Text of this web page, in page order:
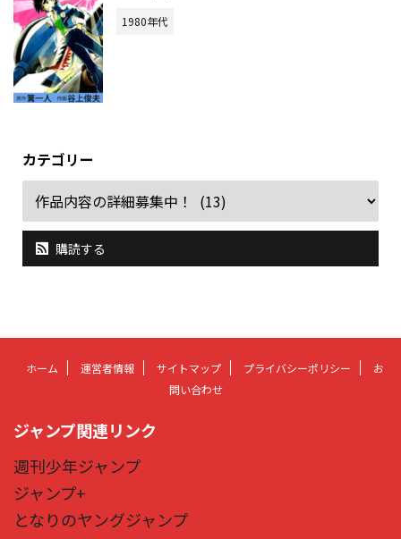
1980年代
カテゴリー
購読する
ホーム 運営者情報 サイトマップ プライバシーポリシー
お
問い合わせ
ジャンプ関連リンク
週刊少年ジャンプ
ジャンプ+
となりのヤングジャンプ